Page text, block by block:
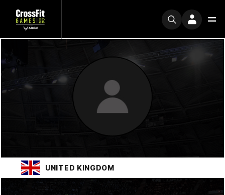
UNITED KINGDOM